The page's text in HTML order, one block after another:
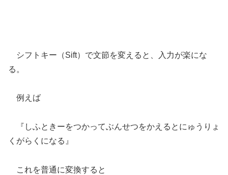
シフトキー（Sift）で文節を変えると、入力が楽にな
る。
例えば
『しふときーをつかってぶんせつをかえるとにゅうりょ
くがらくになる』
これを普通に変換すると